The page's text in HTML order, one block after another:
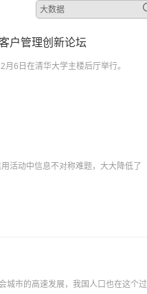
户管理创新论坛
6日在清华大学主楼后厅举行。
活动中信息不对称难题，大大降低了
城市的高速发展，我国人口也在这个过